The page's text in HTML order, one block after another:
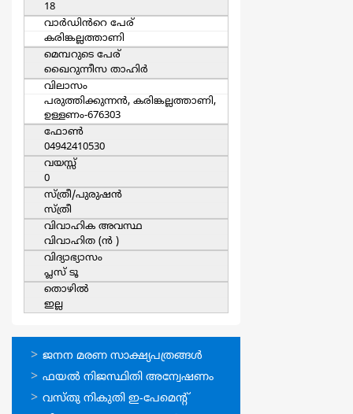
18
വാര്‍ഡിൻറെ പേര്
കരിങ്കല്ലത്താണി
മെമ്പറുടെ പേര്
ഖൈറുന്നീസ താഹിര്‍
വിലാസം
പരുത്തിക്കുന്നന്‍, കരിങ്കല്ലത്താണി,
ഉള്ളണം-676303
ഫോൺ
04942410530
വയസ്സ്
0
സ്ത്രീ/പുരുഷന്‍
സ്ത്രീ
വിവാഹിക അവസ്ഥ
വിവാഹിത (ന്‍ )
വിദ്യാഭ്യാസം
പ്ലസ് ടൂ
തൊഴില്‍
ഇല്ല
ഓണ്‍ലൈന്‍
സേവനങ്ങള്‍
ജനന മരണ സാക്ഷ്യപത്രങ്ങള്‍
ഫയല്‍ നിജസ്ഥിതി അന്വേഷണം
വസ്തു നികുതി ഇ-പേമെന്റ്